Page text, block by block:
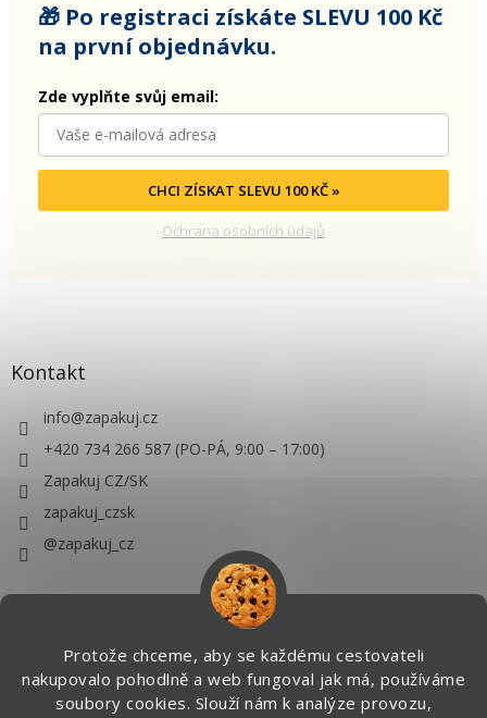
Protože chceme, aby se každému cestovateli
nakupovalo pohodlně a web fungoval jak má, používáme
soubory cookies. Slouží nám k analýze provozu,
🎁 Po registraci získáte SLEVU 100 Kč
na první objednávku.
Zde vyplňte svůj email:
CHCI ZÍSKAT SLEVU 100 KČ »
Ochrana osobních údajů
Kontakt
info@zapakuj.cz
+420 734 266 587 (PO-PÁ, 9:00 – 17:00)
Zapakuj CZ/SK
zapakuj_czsk
@zapakuj_cz